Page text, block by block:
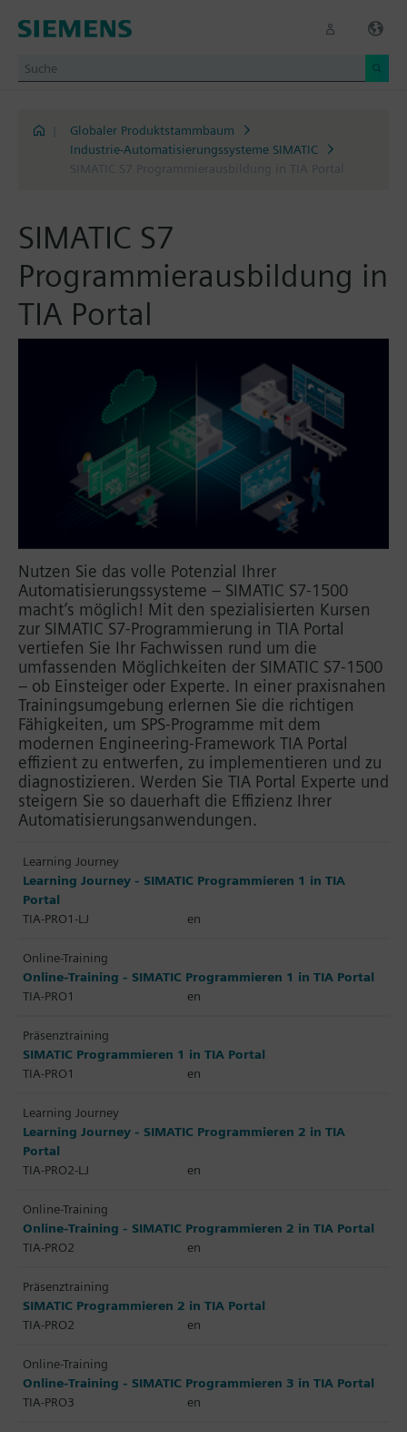
Globaler Produktstammbaum
Industrie-Automatisierungssysteme SIMATIC
SIMATIC S7 Programmierausbildung in TIA Portal
SIMATIC S7
Programmierausbildung in
TIA Portal
Nutzen Sie das volle Potenzial Ihrer
Automatisierungssysteme – SIMATIC S7-1500
macht’s möglich! Mit den spezialisierten Kursen
zur SIMATIC S7-Programmierung in TIA Portal
vertiefen Sie Ihr Fachwissen rund um die
umfassenden Möglichkeiten der SIMATIC S7-1500
– ob Einsteiger oder Experte. In einer praxisnahen
Trainingsumgebung erlernen Sie die richtigen
Fähigkeiten, um SPS-Programme mit dem
modernen Engineering-Framework TIA Portal
effizient zu entwerfen, zu implementieren und zu
diagnostizieren. Werden Sie TIA Portal Experte und
steigern Sie so dauerhaft die Effizienz Ihrer
Automatisierungsanwendungen.
Learning Journey
Learning Journey - SIMATIC Programmieren 1 in TIA
Portal
TIA-PRO1-LJ
en
Online-Training
Online-Training - SIMATIC Programmieren 1 in TIA Portal
TIA-PRO1
en
Präsenztraining
SIMATIC Programmieren 1 in TIA Portal
TIA-PRO1
en
Learning Journey
Learning Journey - SIMATIC Programmieren 2 in TIA
Portal
TIA-PRO2-LJ
en
Online-Training
Online-Training - SIMATIC Programmieren 2 in TIA Portal
TIA-PRO2
en
Präsenztraining
SIMATIC Programmieren 2 in TIA Portal
TIA-PRO2
en
Online-Training
Online-Training - SIMATIC Programmieren 3 in TIA Portal
TIA-PRO3
en